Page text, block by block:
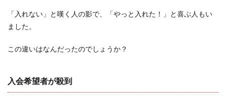
「入れない」と嘆く人の影で、「やっと入れた！」と喜ぶ人もい
ました。
この違いはなんだったのでしょうか？
入会希望者が殺到